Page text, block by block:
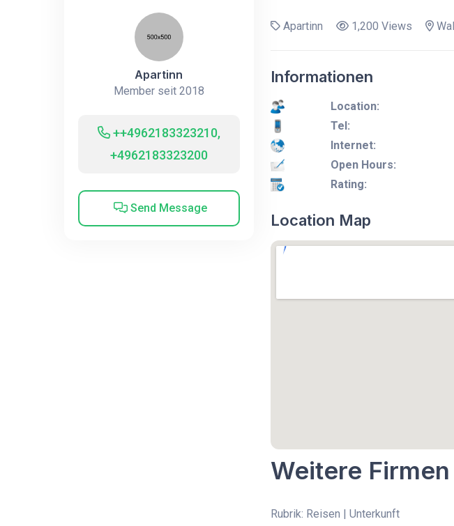
Apartinn
Member seit 2018
++4962183323210,
+4962183323200
Send Message
Apartinn 1,200 Views
Informationen
Location:
Tel:
Internet:
Open Hours:
Rating:
Location Map
Weitere
Rubrik: Reisen | Unterkunft